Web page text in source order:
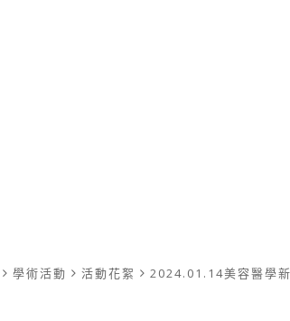
學術活動 活動花絮 2024.01.14美容醫學